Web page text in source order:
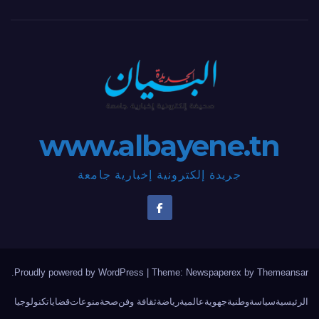
www.albayene.tn
جريدة إلكترونية إخبارية جامعة
Proudly powered by WordPress Theme: Newspaperex by Themeansar
.
الرئيسيةسياسةوطنيةجهويةعالميةرياضةثقافة وفنصحةمنوعاتقضاياتكنولوجيا